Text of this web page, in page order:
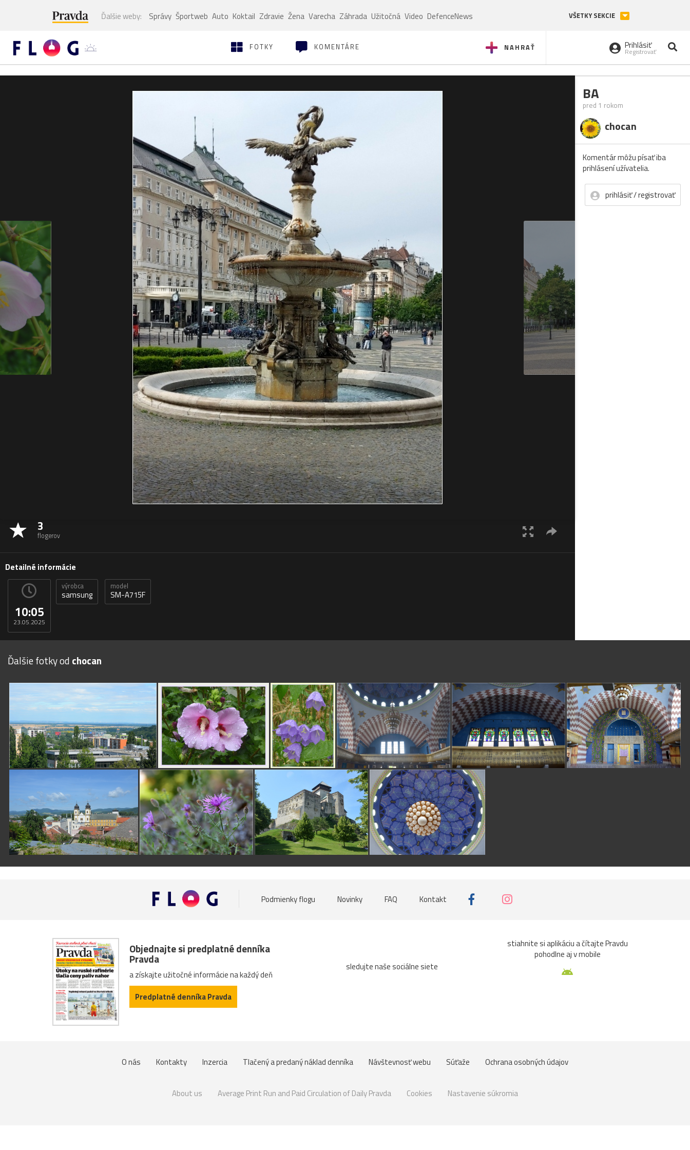
Ďalšie weby: Správy Športweb Auto Koktail Zdravie Žena Varecha Záhrada Užitočná Video DefenceNews VŠETKY SEKCIE
NAHRAŤ
FOTKY KOMENTÁRE Prihlásiť
Registrovať
3
flogerov
Detailné informácie
10:05
23.05.2025
výrobca
samsung
model
SM-A715F
BA
pred 1 rokom
chocan
Komentár môžu písať iba
prihlásení užívatelia.
prihlásiť / registrovať
Ďalšie fotky od chocan
Podmienky flogu Novinky FAQ Kontakt
Objednajte si predplatné denníka
Pravda
a získajte užitočné informácie na každý deň
Predplatné denníka Pravda
sledujte naše sociálne siete
stiahnite si aplikáciu a čítajte Pravdu
pohodlne aj v mobile
O nás Kontakty Inzercia Tlačený a predaný náklad denníka Návštevnosť webu Súťaže Ochrana osobných údajov
About us Average Print Run and Paid Circulation of Daily Pravda Cookies Nastavenie súkromia